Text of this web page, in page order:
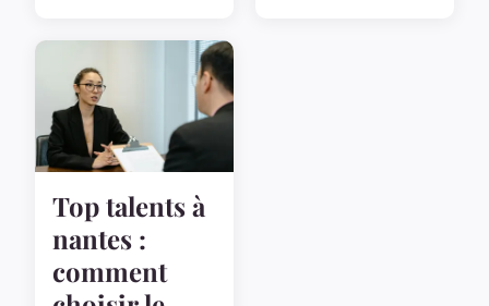
Top talents à
nantes :
comment